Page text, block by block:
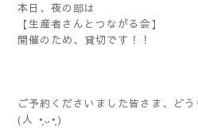
本日、夜の部は
【生産者さんとつながる会】
開催のため、貸切です！！
ご予約くださいました皆さま、ど
(⁠人⁠ ⁠•͈⁠ᴗ⁠•͈⁠)